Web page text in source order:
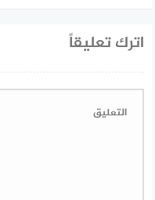
اترك تعليقاً